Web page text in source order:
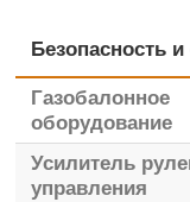
Безопасность
Газобалонное
оборудование
Усилитель
управления